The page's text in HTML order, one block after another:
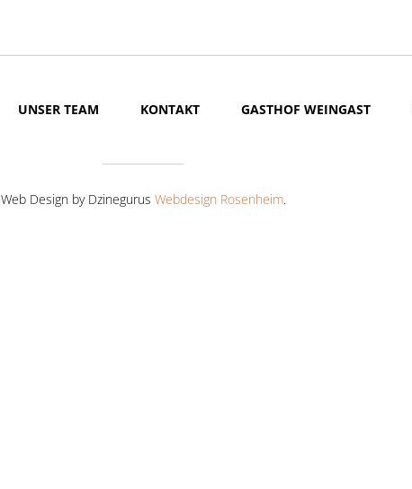
UNSER TEAM KONTAKT GASTHOF WEINGAST
Web Design by Dzinegurus Webdesign Rosenheim.